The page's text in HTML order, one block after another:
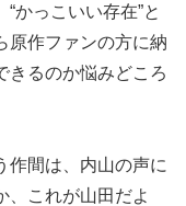
かっこいい存在”と
原作ファンの方に納
きるのか悩みどころ
作間は、内山の声に
、これが山田だよ